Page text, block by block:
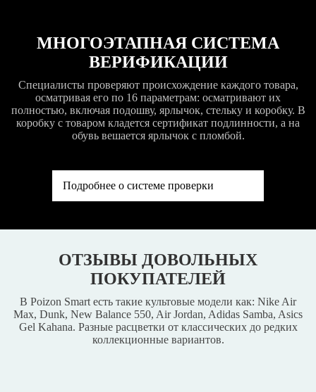
МНОГОЭТАПНАЯ СИСТЕМА
ВЕРИФИКАЦИИ
Специалисты проверяют происхождение каждого товара,
осматривая его по 16 параметрам: осматривают их
полностью, включая подошву, ярлычок, стельку и коробку. В
коробку с товаром кладется сертификат подлинности, а на
обувь вешается ярлычок с пломбой.
Подробнее о системе проверки
ОТЗЫВЫ ДОВОЛЬНЫХ
ПОКУПАТЕЛЕЙ
В Poizon Smart есть такие культовые модели как: Nike Air
Max, Dunk, New Balance 550, Air Jordan, Adidas Samba, Asics
Gel Kahana. Разные расцветки от классических до редких
коллекционные вариантов.